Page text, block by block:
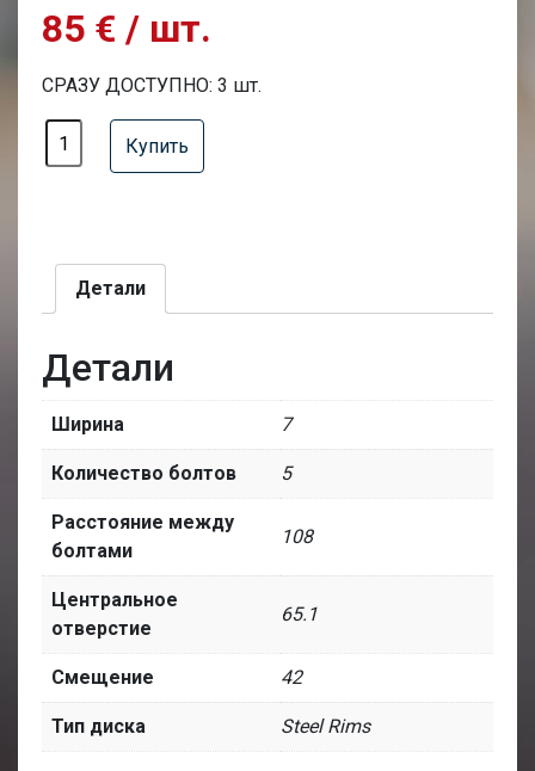
85 € / шт.
СРАЗУ ДОСТУПНО: 3 шт.
Купить
Детали
Детали
Ширина 7
Количество болтов 5
Расстояние между
болтами
108
Центральное
отверстие
65.1
Смещение 42
Тип диска Steel Rims